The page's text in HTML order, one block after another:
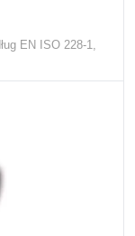
EN ISO 228-1,